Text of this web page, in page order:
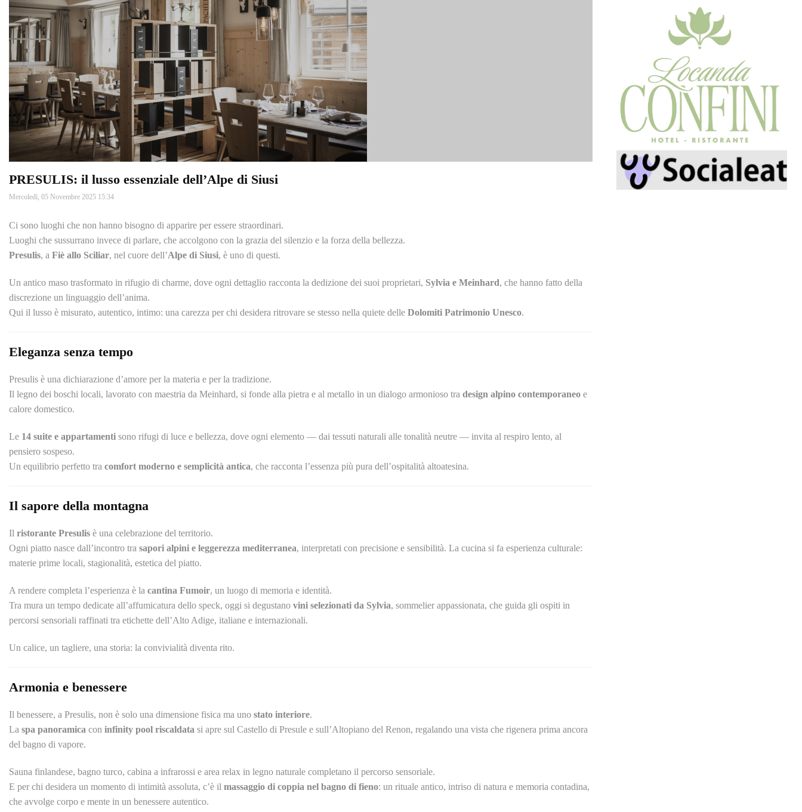
PRESULIS: il lusso essenziale dell’Alpe di Siusi
Mercoledì, 05 Novembre 2025 15:34
Ci sono luoghi che non hanno bisogno di apparire per essere straordinari.
Luoghi che sussurrano invece di parlare, che accolgono con la grazia del silenzio e la forza della bellezza.
Presulis, a Fiè allo Sciliar, nel cuore dell’Alpe di Siusi, è uno di questi.
Un antico maso trasformato in rifugio di charme, dove ogni dettaglio racconta la dedizione dei suoi proprietari, Sylvia e Meinhard, che hanno fatto della
discrezione un linguaggio dell’anima.
Qui il lusso è misurato, autentico, intimo: una carezza per chi desidera ritrovare se stesso nella quiete delle Dolomiti Patrimonio Unesco.
Eleganza senza tempo
Presulis è una dichiarazione d’amore per la materia e per la tradizione.
Il legno dei boschi locali, lavorato con maestria da Meinhard, si fonde alla pietra e al metallo in un dialogo armonioso tra design alpino contemporaneo e
calore domestico.
Le 14 suite e appartamenti sono rifugi di luce e bellezza, dove ogni elemento — dai tessuti naturali alle tonalità neutre — invita al respiro lento, al
pensiero sospeso.
Un equilibrio perfetto tra comfort moderno e semplicità antica, che racconta l’essenza più pura dell’ospitalità altoatesina.
Il sapore della montagna
Il ristorante Presulis è una celebrazione del territorio.
Ogni piatto nasce dall’incontro tra sapori alpini e leggerezza mediterranea, interpretati con precisione e sensibilità. La cucina si fa esperienza culturale:
materie prime locali, stagionalità, estetica del piatto.
A rendere completa l’esperienza è la cantina Fumoir, un luogo di memoria e identità.
Tra mura un tempo dedicate all’affumicatura dello speck, oggi si degustano vini selezionati da Sylvia, sommelier appassionata, che guida gli ospiti in
percorsi sensoriali raffinati tra etichette dell’Alto Adige, italiane e internazionali.
Un calice, un tagliere, una storia: la convivialità diventa rito.
Armonia e benessere
Il benessere, a Presulis, non è solo una dimensione fisica ma uno stato interiore.
La spa panoramica con infinity pool riscaldata si apre sul Castello di Presule e sull’Altopiano del Renon, regalando una vista che rigenera prima ancora
del bagno di vapore.
Sauna finlandese, bagno turco, cabina a infrarossi e area relax in legno naturale completano il percorso sensoriale.
E per chi desidera un momento di intimità assoluta, c’è il massaggio di coppia nel bagno di fieno: un rituale antico, intriso di natura e memoria contadina,
che avvolge corpo e mente in un benessere autentico.